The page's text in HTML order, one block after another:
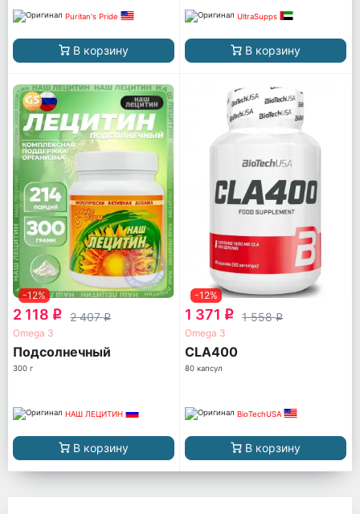
Puritan's Pride
В корзину
UltraSupps
В корзину
-12%
2 118 q 2 407q
Omega 3
Подсолнечный
300 г
НАШ ЛЕЦИТИН
В корзину
-12%
1 371 q 1 558q
Omega 3
CLA400
80 капсул
BioTechUSA
В корзину